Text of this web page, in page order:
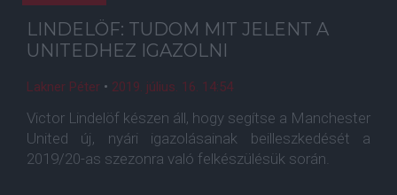
LINDELÖF: TUDOM MIT JELENT A
UNITEDHEZ IGAZOLNI
Lakner Péter • 2019. július. 16. 14:54
Victor Lindelöf készen áll, hogy segítse a Manchester
United új, nyári igazolásainak beilleszkedését a
2019/20-as szezonra való felkészülésük során.